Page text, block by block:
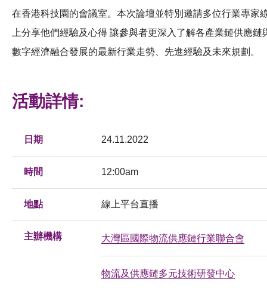
在香港科技園的會議室。本次論壇並特別邀請多位行業專家
上分享他們經驗及心得 讓參與者更深入了解各產業鏈供應鏈
數字經濟融合發展的最新行業走勢、先進經驗及未來規劃。
活動詳情:
日期 24.11.2022
時間 12:00am
地點 線上平台直播
主辦機構 大灣區國際物流供應鏈行業聯合會
物流及供應鏈多元技術研發中心